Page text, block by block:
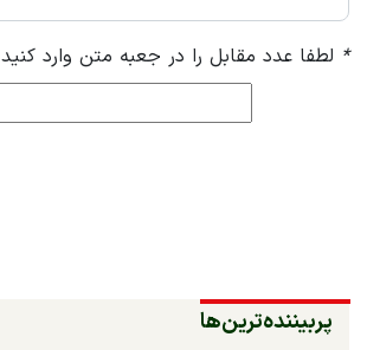
* لطفا عدد مقابل را در جعبه متن وارد کنید
پربیننده‌ترین‌ها